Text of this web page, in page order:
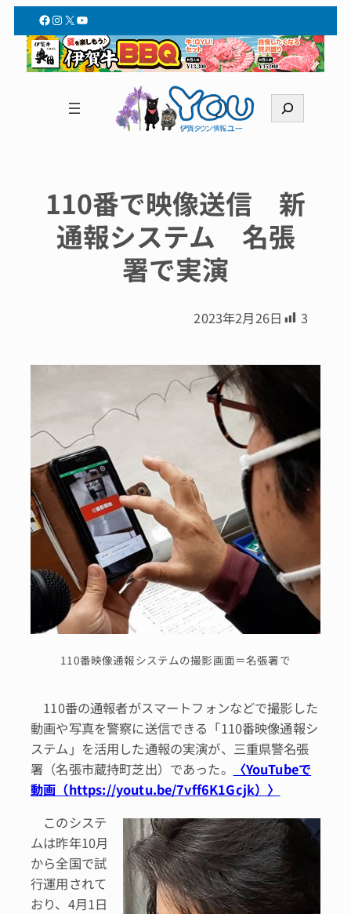
Facebook
Instagram
X YouTube
索
110番で映像送信 新
通報システム 名張
署で実演
2023年2月26日 3
110番映像通報システムの撮影画面＝名張署で
110番の通報者がスマートフォンなどで撮影した
動画や写真を警察に送信できる「110番映像通報シ
ステム」を活用した通報の実演が、三重県警名張
署（名張市蔵持町芝出）であった。
〈YouTubeで
動画（https://youtu.be/7vff6K1Gcjk）〉
このシステ
ムは昨年10月
から全国で試
行運用されて
おり、4月1日